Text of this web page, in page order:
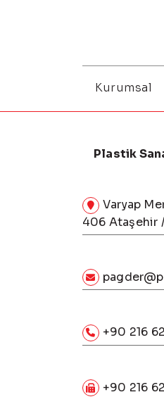
Kurumsal
Plastik
Varyap
406 Ataşehir
+90 216
+90 216